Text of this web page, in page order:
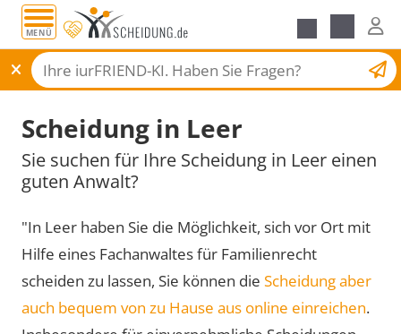
MENÜ
Scheidungsantrag
Scheidung in Leer
Sie suchen für Ihre Scheidung in Leer einen
guten Anwalt?
"In Leer haben Sie die Möglichkeit, sich vor Ort mit
Hilfe eines Fachanwaltes für Familienrecht
scheiden zu lassen, Sie können die Scheidung aber
auch bequem von zu Hause aus online einreichen.